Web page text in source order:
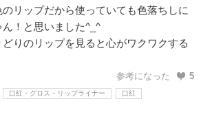
リップだから使っていても色落ちしに
！と思いました^_^
りのリップを見ると心がワクワクする
参考になった 5
口紅・グロス・リップライナー 口紅